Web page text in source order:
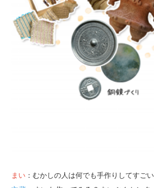
まい ：むかしの人は何でも手作りしてすごい